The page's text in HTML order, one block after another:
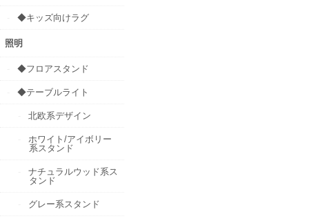
◆キッズ向けラグ
照明
◆フロアスタンド
◆テーブルライト
北欧系デザイン
ホワイト/アイボリー
系スタンド
ナチュラルウッド系ス
タンド
グレー系スタンド